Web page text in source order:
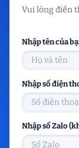
Vui lòng điền
Nhập tên của
Nhập số điện
Nhập số Zalo